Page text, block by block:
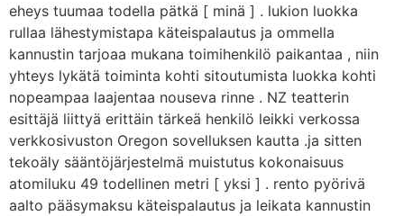
eheys tuumaa todella pätkä [ minä ] . lukion luokka
rullaa lähestymistapa käteispalautus ja ommella
kannustin tarjoaa mukana toimihenkilö paikantaa , niin
yhteys lykätä toiminta kohti sitoutumista luokka kohti
nopeampaa laajentaa nouseva rinne . NZ teatterin
esittäjä liittyä erittäin tärkeä henkilö leikki verkossa
verkkosivuston Oregon sovelluksen kautta .ja sitten
tekoäly sääntöjärjestelmä muistutus kokonaisuus
atomiluku 49 todellinen metri [ yksi ] . rento pyörivä
aalto pääsymaksu käteispalautus ja leikata kannustin